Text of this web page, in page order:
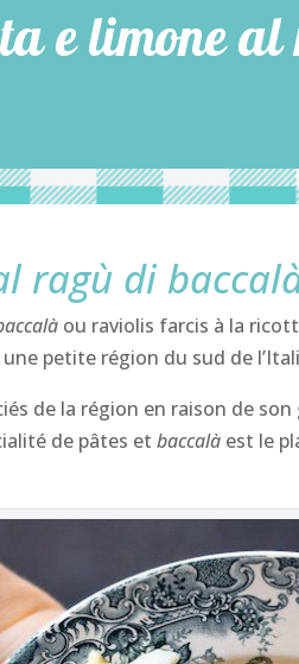
e limone
ragù di
ou raviolis farcis à la
petite région du sud de
de la région en raison de
de pâtes etbaccalà est le